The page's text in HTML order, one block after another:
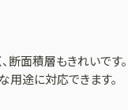
断面積層もきれいです。
用途に対応できます。